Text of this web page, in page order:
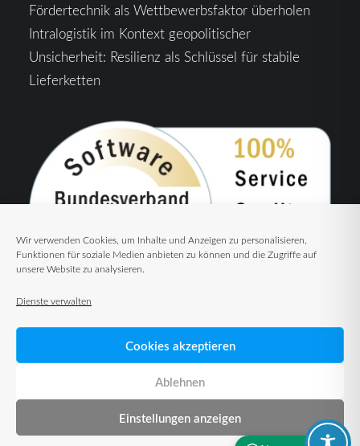
Wir verwenden Cookies, um Inhalte und Anzeigen zu personalisieren,
Funktionen für soziale Medien anbieten zu können und die Zugriffe auf
unsere Website zu analysieren.
Dienste verwalten
Cookies akzeptieren
Ablehnen
Einstellungen anzeigen
Fördertechnik als Wettbewerbsfaktor überholen
Intralogistik im Kontext geopolitischer
Unsicherheit: Resilienz als Schlüssel für stabile
Lieferketten
© 2026 TUP GmbH & Co. KG – Warehouse Management Solutions